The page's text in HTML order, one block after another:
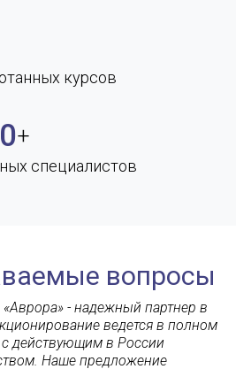
курсов
+
специалистов
вопросы
- надежный партнер в
ведется в полном
с действующим в России
Наше предложение